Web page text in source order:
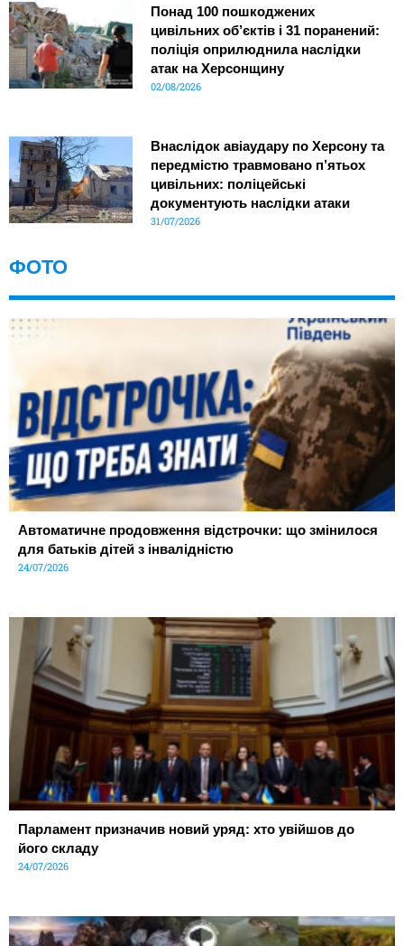
Понад 100 пошкоджених
цивільних об’єктів і 31 поранений:
поліція оприлюднила наслідки
атак на Херсонщину
02/08/2026
Внаслідок авіаудару по Херсону та
передмістю травмовано п’ятьох
цивільних: поліцейські
документують наслідки атаки
31/07/2026
ФОТО
Автоматичне продовження відстрочки: що змінилося
для батьків дітей з інвалідністю
24/07/2026
Парламент призначив новий уряд: хто увійшов до
його складу
24/07/2026